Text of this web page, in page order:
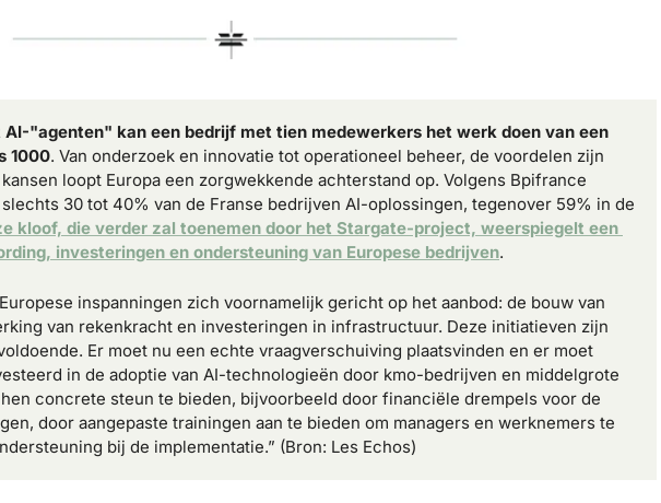
AI-"agenten" kan een bedrijf met tien medewerkers het werk doen van een
1000. Van onderzoek en innovatie tot operationeel beheer, de voordelen zijn
loopt Europa een zorgwekkende achterstand op. Volgens Bpifrance
30 tot 40% van de Franse bedrijven AI-oplossingen, tegenover 59% in de
kloof, die verder zal toenemen door het Stargate-project, weerspiegelt een
investeringen en ondersteuning van Europese bedrijven.
inspanningen zich voornamelijk gericht op het aanbod: de bouw van
van rekenkracht en investeringen in infrastructuur. Deze initiatieven zijn
Er moet nu een echte vraagverschuiving plaatsvinden en er moet
in de adoptie van AI-technologieën door kmo-bedrijven en middelgrote
concrete steun te bieden, bijvoorbeeld door financiële drempels voor de
door aangepaste trainingen aan te bieden om managers en werknemers te
bij de implementatie.” (Bron: Les Echos)